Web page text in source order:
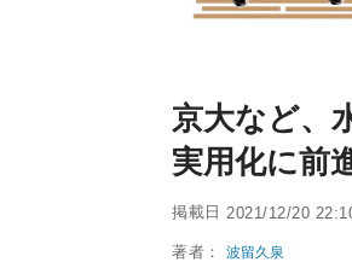
京大など、
実用化に前
掲載日 2021/12/20
著者：波留久泉